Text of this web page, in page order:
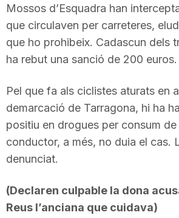
Mossos d’Esquadra han
que circulaven per carreteres,
que ho prohibeix. Cadascun dels
ha rebut una sanció de 200 euros.
Pel que fa als ciclistes aturats en
demarcació de Tarragona, hi ha
positiu en drogues per consum de
conductor, a més, no duia el cas.
denunciat.
(Declaren culpable la dona
Reus l’anciana que cuidava)